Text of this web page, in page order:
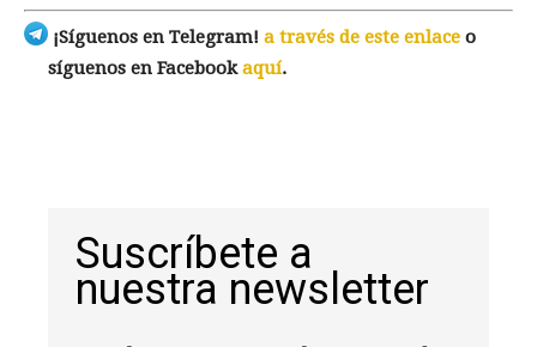
¡Síguenos en Telegram! a través de este enlace o
síguenos en Facebookaquí.
Suscríbete a
nuestra newsletter